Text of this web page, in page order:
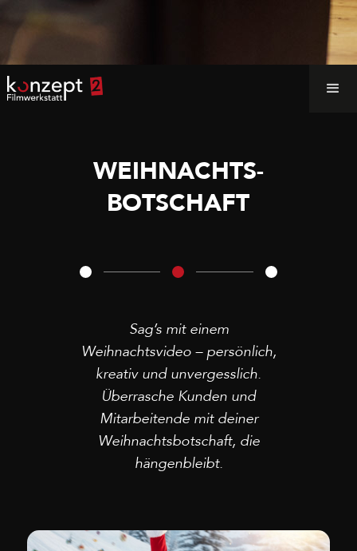
WEIHNACHTS-
BOTSCHAFT
Sag’s mit einem
Weihnachtsvideo – persönlich,
kreativ und unvergesslich.
Überrasche Kunden und
Mitarbeitende mit deiner
Weihnachtsbotschaft, die
hängenbleibt.